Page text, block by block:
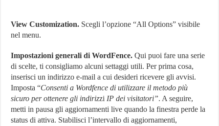
View Customization. Scegli l’opzione “All Options” visibile
nel menu.
Impostazioni generali di WordFence. Qui puoi fare una serie
di scelte, ti consigliamo alcuni settaggi utili. Per prima cosa,
inserisci un indirizzo e-mail a cui desideri ricevere gli avvisi.
Imposta “Consenti a Wordfence di utilizzare il metodo più
sicuro per ottenere gli indirizziIP dei visitatori”. A seguire,
metti in pausa gli aggiornamenti live quando la finestra perde la
status di attiva. Stabilisci l’intervallo di aggiornamenti,